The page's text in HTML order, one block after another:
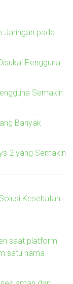
Jaringan pada
Pengguna
Semakin
Banyak
2 yang Semakin
Kesehatan
saat platform
satu nama